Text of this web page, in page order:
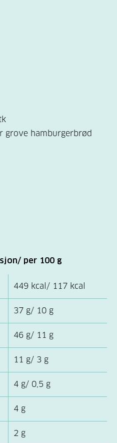
grove hamburgerbrød
per 100 g
449 kcal/ 117 kcal
37 g/ 10 g
46 g/ 11 g
11 g/ 3 g
4 g/ 0,5 g
4 g
2 g